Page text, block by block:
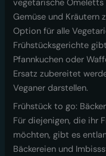
vegetarische
Gemüse und Kräutern
Option für alle
Frühstücksgerichte
Pfannkuchen oder
Ersatz zubereitet
Veganer darstellen.
Frühstück to go:
Für diejenigen, die ihr
möchten, gibt es
Bäckereien und